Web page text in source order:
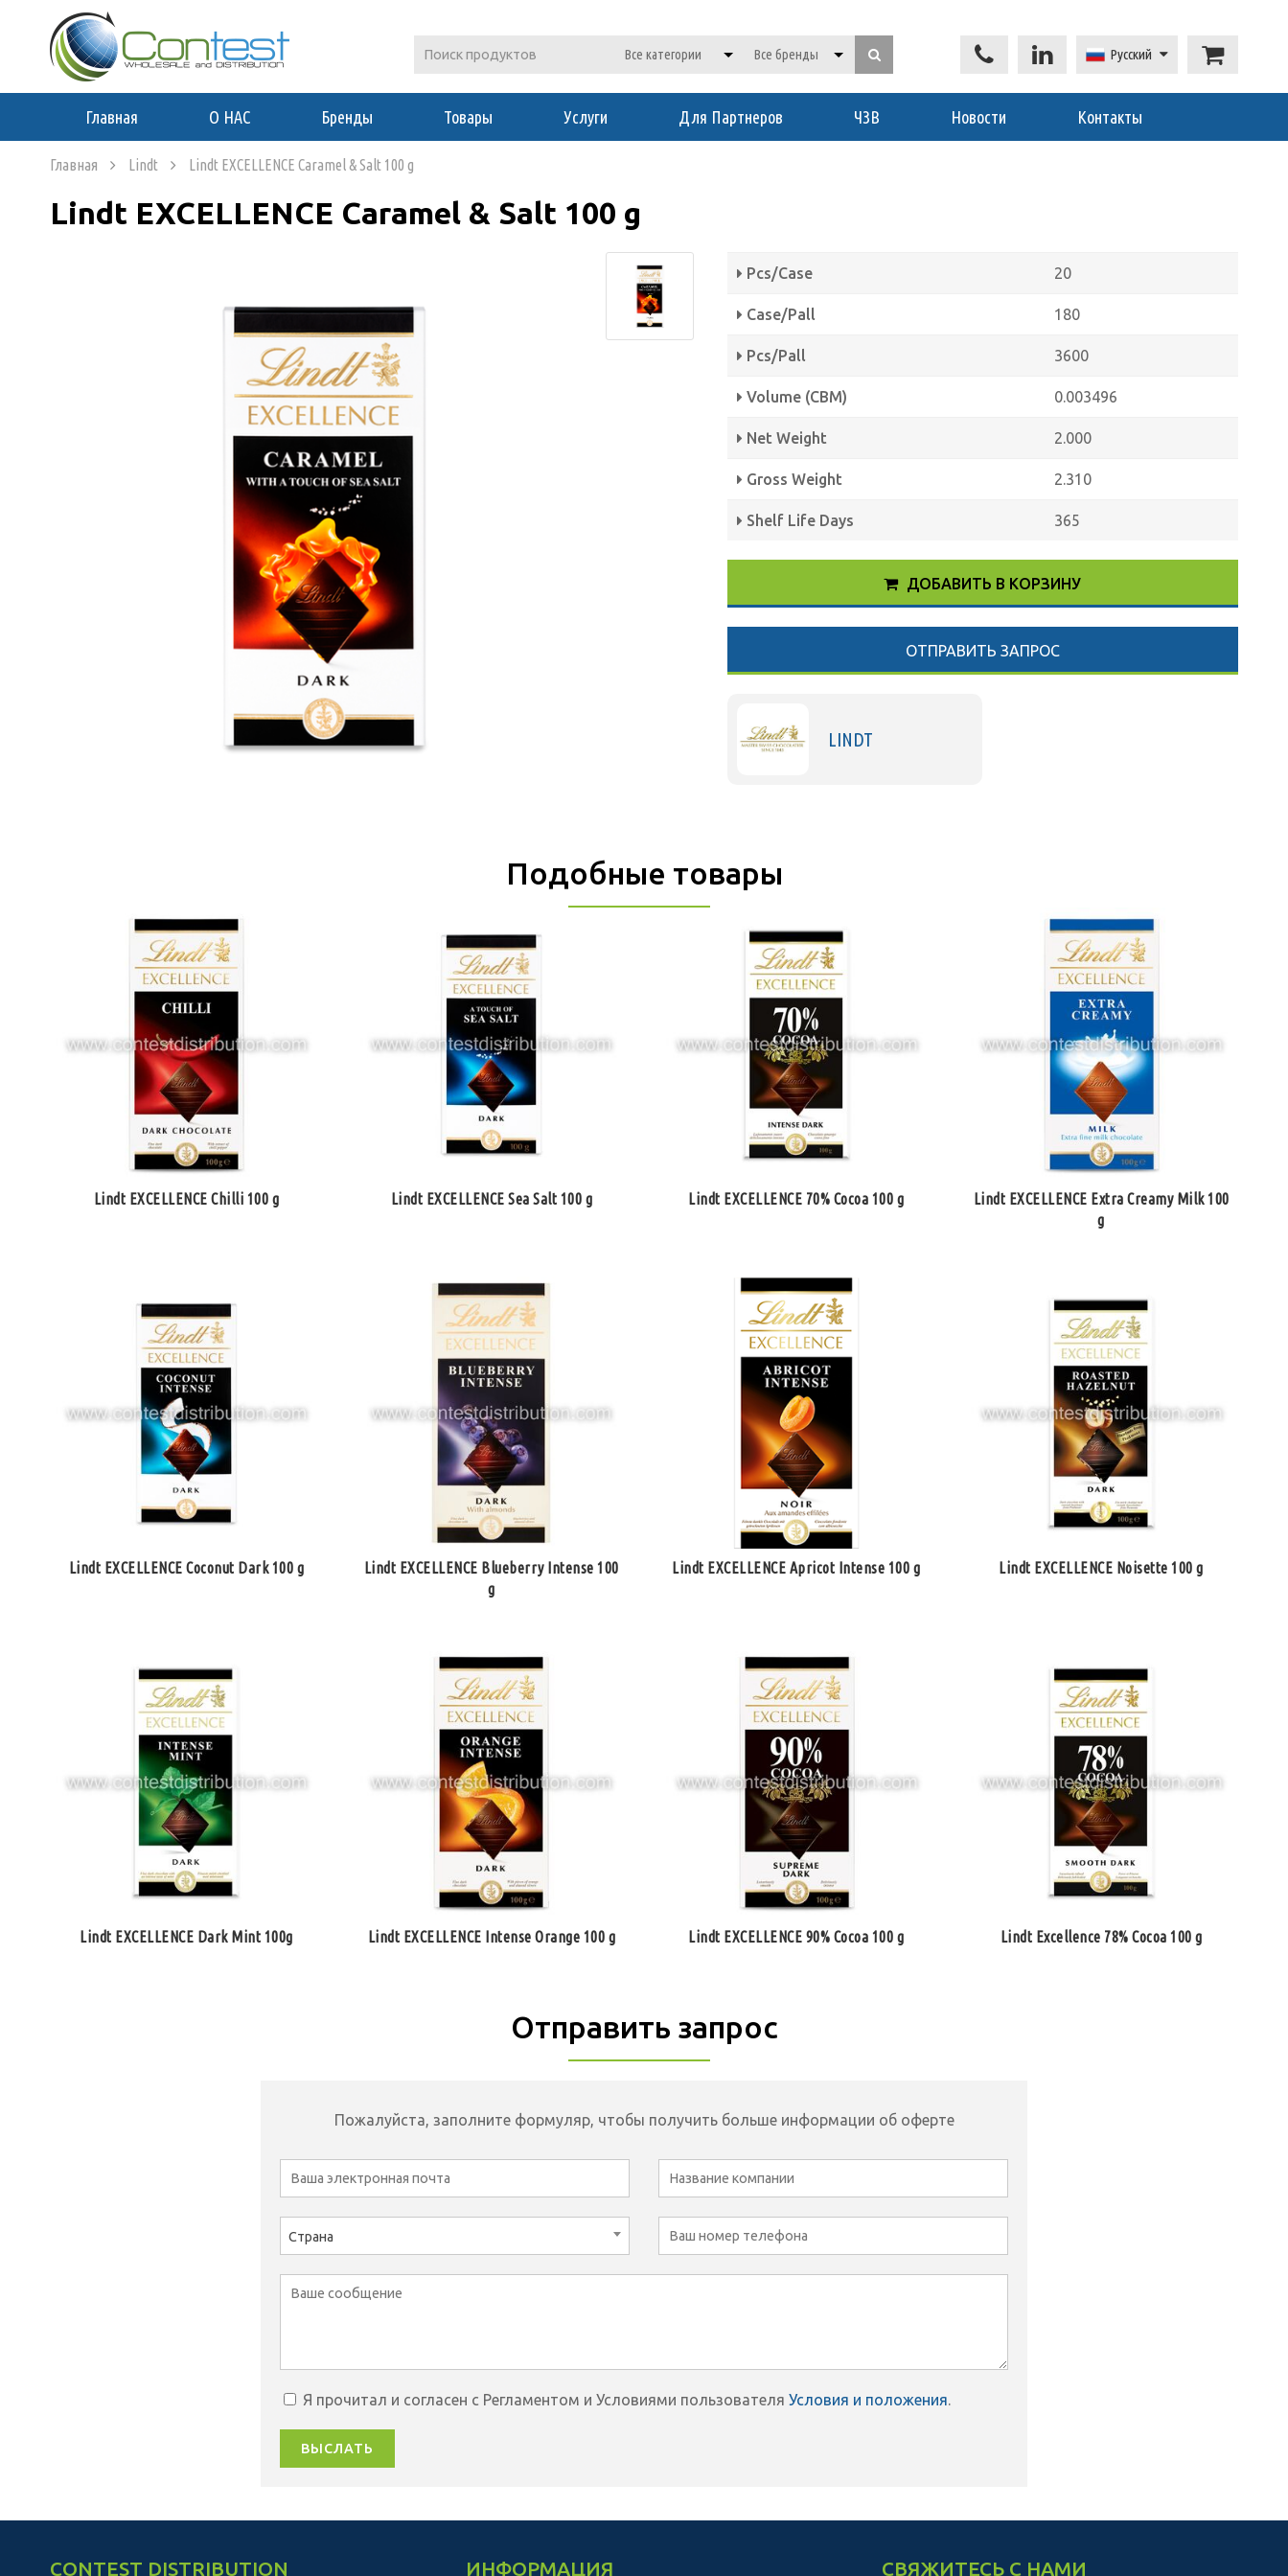
Русский
Главная О НАС Бренды Товары Услуги Для Партнеров ЧЗВ Новости Контакты
Главная Lindt Lindt EXCELLENCE Caramel & Salt 100 g
Lindt EXCELLENCE Caramel & Salt 100 g
Pcs/Case 20
Case/Pall 180
Pcs/Pall 3600
Volume (CBM) 0.003496
Net Weight 2.000
Gross Weight 2.310
Shelf Life Days 365
ДОБАВИТЬ В КОРЗИНУ
ОТПРАВИТЬ ЗАПРОС
LINDT
Подобные товары
Lindt EXCELLENCE Chilli 100 g Lindt EXCELLENCE Sea Salt 100 g Lindt EXCELLENCE 70% Cocoa 100 g
Lindt EXCELLENCE Extra Creamy Milk 100
g
Lindt EXCELLENCE Coconut Dark 100 g
Lindt EXCELLENCE Blueberry Intense 100
g
Lindt EXCELLENCE Apricot Intense 100 g Lindt EXCELLENCE Noisette 100 g
Lindt EXCELLENCE Dark Mint 100g Lindt EXCELLENCE Intense Orange 100 g Lindt EXCELLENCE 90% Cocoa 100 g Lindt Excellence 78% Cocoa 100 g
Отправить запрос
Пожалуйста, заполните формуляр, чтобы получить больше информации об оферте
Страна
Я прочитал и согласен с Регламентом и Условиями пользователя Условия и положения.
ВЫСЛАТЬ
CONTEST DISTRIBUTION ИНФОРМАЦИЯ СВЯЖИТЕСЬ С НАМИ